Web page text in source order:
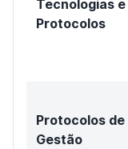
Tecnologias e
Protocolos
Protocolos de
Gestão